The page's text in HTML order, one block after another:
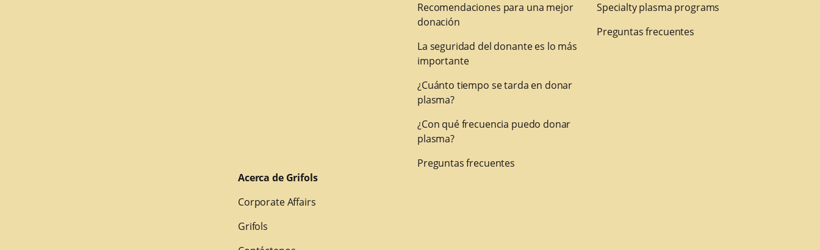
Recomendaciones para una mejor
donación
La seguridad del donante es lo más
importante
¿Cuánto tiempo se tarda en donar
plasma?
¿Con qué frecuencia puedo donar
plasma?
Preguntas frecuentes
Specialty plasma programs
Preguntas frecuentes
Acerca de Grifols
Corporate Affairs
Grifols